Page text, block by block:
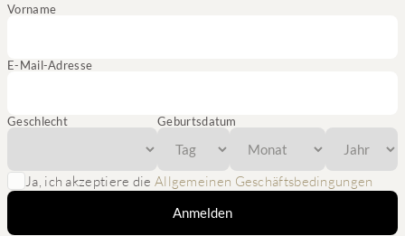
Vorname
E-Mail-Adresse
Geschlecht Geburtsdatum
Ja, ich akzeptiere die Allgemeinen Geschäftsbedingungen
Anmelden